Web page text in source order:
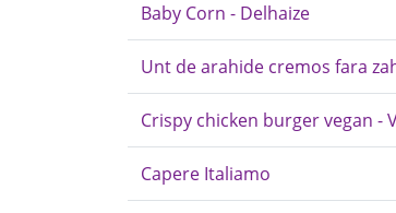
Baby Corn - Delhaize
Unt de arahide cremos fara
Crispy chicken burger vegan -
Capere Italiamo